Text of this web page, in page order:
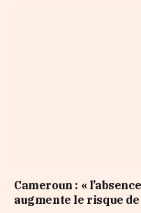
Cameroun : «
augmente le risque